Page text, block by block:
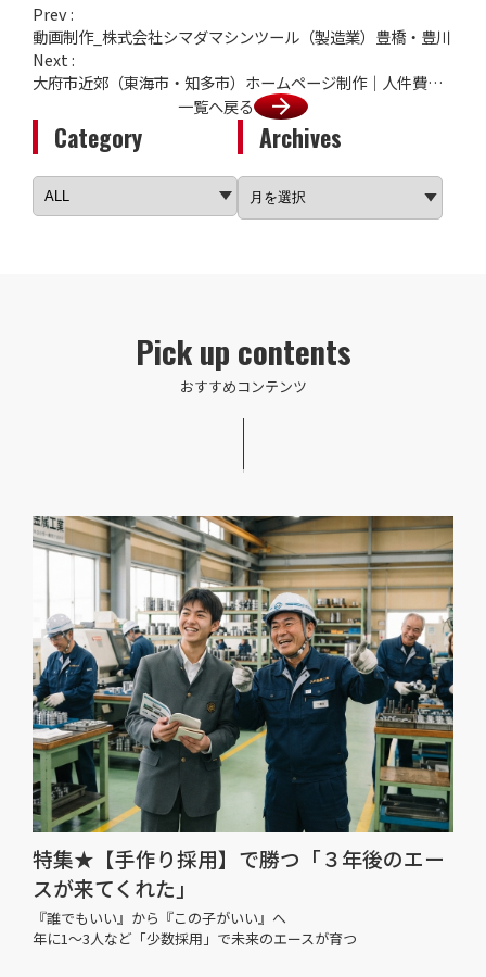
Category Archives
Prev :
動画制作_株式会社シマダマシンツール（製造業）豊橋・豊川
一覧へ戻る
Next :
大府市近郊（東海市・知多市）ホームページ制作｜人件費高騰で破産急増のリアル。求人サイトを飛び越え「ChatGPTで地元の製造業を探す若手」に自社を発見させる方法
Pick up contents
おすすめコンテンツ
特集★【手作り採用】で勝つ「３年後のエー
スが来てくれた」
『誰でもいい』から『この子がいい』へ
年に1〜3人など「少数採用」で未来のエースが育つ